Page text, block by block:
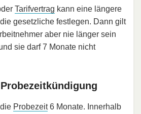
Tarifvertrag kann eine längere
gesetzliche festlegen. Dann gilt
aber nie länger sein
sie darf 7 Monate nicht
Probezeit6 Monate. Innerhalb